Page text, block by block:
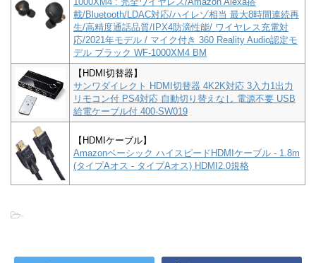
載/Bluetooth/LDAC対応/ハイレゾ相当 最大8時間連続再
生/高精度通話品質/IPX4防滴性能/ ワイヤレス充電対
応/2021年モデル / マイク付き 360 Reality Audio認定モ
デル ブラック WF-1000XM4 BM
【HDMI切替器】
サンワダイレクト HDMI切替器 4K2K対応 3入力1出力
リモコン付 PS4対応 自動切り替えなし 電源不要 USB
給電ケーブル付 400-SW019
【HDMIケーブル】
Amazonベーシック ハイスピードHDMIケーブル - 1.8m
(タイプAオス - タイプAオス) HDMI2.0規格
-